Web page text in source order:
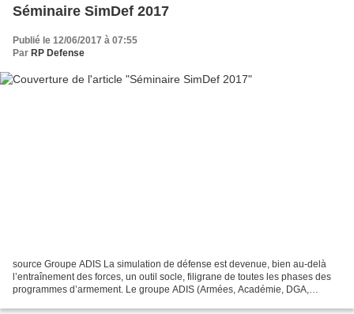
Séminaire SimDef 2017
Publié le 12/06/2017 à 07:55
Par RP Defense
source Groupe ADIS La simulation de défense est devenue, bien au-delà
l’entraînement des forces, un outil socle, filigrane de toutes les phases des
programmes d’armement. Le groupe ADIS (Armées, Académie, DGA,